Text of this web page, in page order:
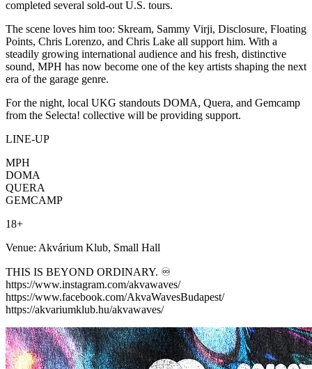
completed several sold-out U.S. tours.
The scene loves him too: Skream, Sammy Virji, Disclosure, Floating
Points, Chris Lorenzo, and Chris Lake all support him. With a
steadily growing international audience and his fresh, distinctive
sound, MPH has now become one of the key artists shaping the next
era of the garage genre.
For the night, local UKG standouts DOMA, Quera, and Gemcamp
from the Selecta! collective will be providing support.
LINE-UP
MPH
DOMA
QUERA
GEMCAMP
18+
Venue: Akvárium Klub, Small Hall
THIS IS BEYOND ORDINARY. ♾️
https://www.instagram.com/akvawaves/
https://www.facebook.com/AkvaWavesBudapest/
https://akvariumklub.hu/akvawaves/